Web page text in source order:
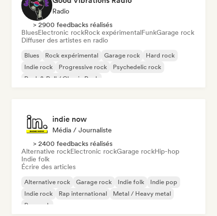
Radio
> 2900 feedbacks réalisés
BluesElectronic rockRock expérimentalFunkGarage rock
Diffuser des artistes en radio
Blues Rock expérimental Garage rock
Hard rock
Indie rock
Progressive rock
Psychedelic rock
Rock & Roll / Classic Rock
indie now
Média / Journaliste
> 2400 feedbacks réalisés
Alternative rockElectronic rockGarage rockHip-hop
Indie folk
Écrire des articles
Alternative rock Garage rock Indie folk
Indie pop
Indie rock
Rap international
Metal / Heavy metal
Pop rock